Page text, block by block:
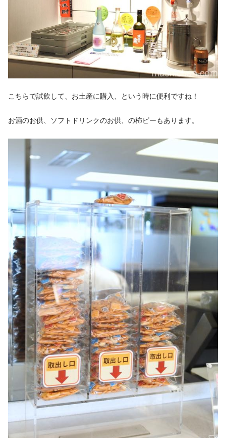
こちらで試飲して、お土産に購入、という時に便利ですね！
お酒のお供、ソフトドリンクのお供、の柿ピーもあります。